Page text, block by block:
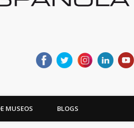
MUSEOS BLOGS